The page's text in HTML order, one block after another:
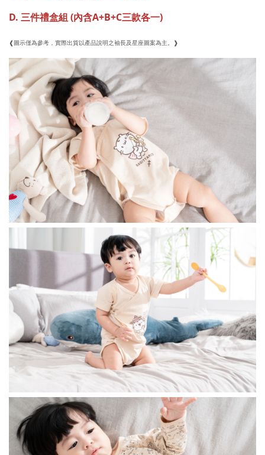
D. 三件禮盒組 (內含A+B+C三款各一)
❰圖示僅為參考，實際出貨以產品說明之袖長及星座圖案為主。❱